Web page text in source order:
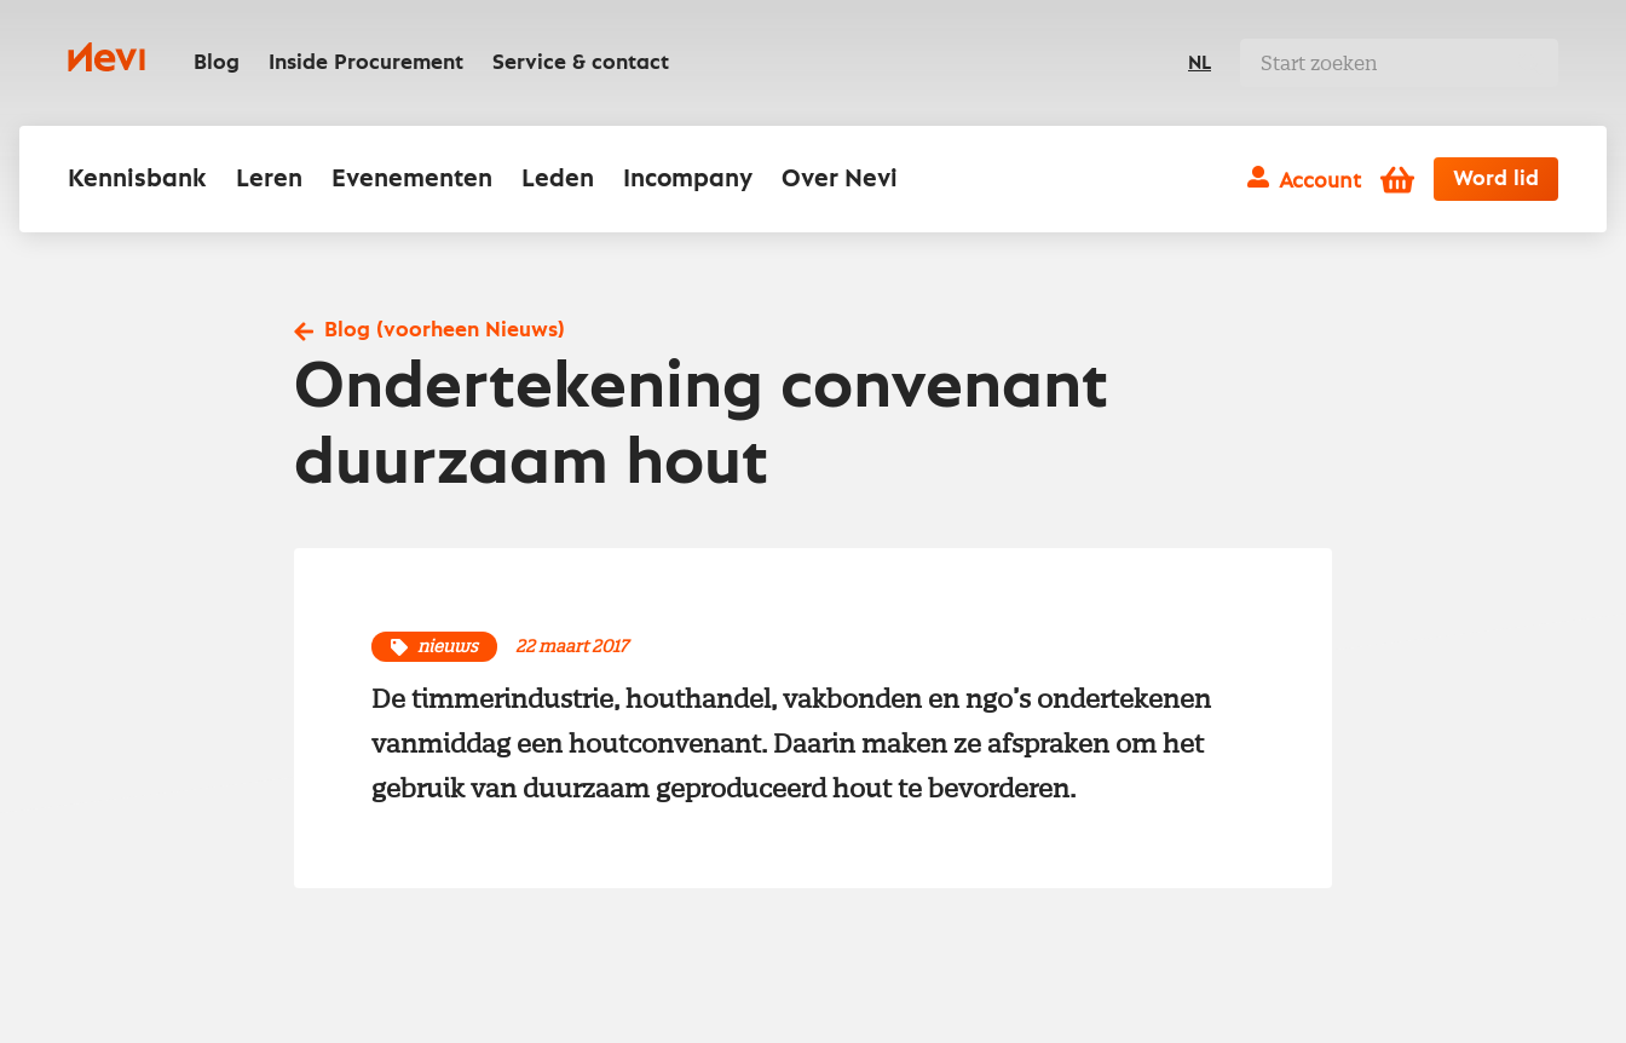
inhoudNevi Blog Inside Procurement Service & contact NL
Kennisbank Leren Evenementen Leden Incompany Over Nevi Account Winkelwagen
Word lid
Blog (voorheen Nieuws)
Ondertekening convenant
duurzaam hout
nieuws 22 maart 2017
De timmerindustrie, houthandel, vakbonden en ngo’s ondertekenen
vanmiddag een houtconvenant. Daarin maken ze afspraken om het
gebruik van duurzaam geproduceerd hout te bevorderen.